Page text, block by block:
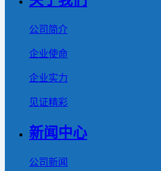
公司简介
企业使命
企业实力
见证精彩
新闻中心
公司新闻